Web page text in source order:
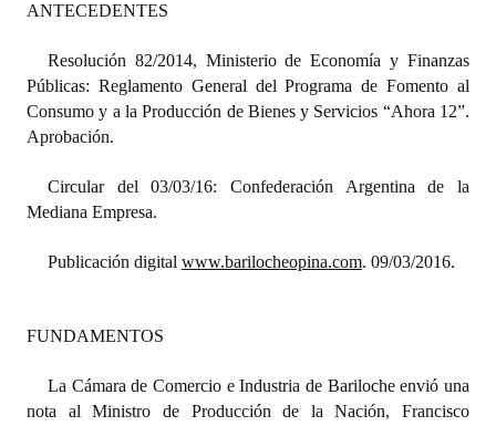
Carta Orgánica 2007
Reglamento Interno
Digesto
DOCUMENTOS
Informes de Gestión
Actas de Sesión
ANTECEDENTES
Resolución 82/2014, Ministerio de Economía y Finanzas
Públicas: Reglamento General del Programa de Fomento al
Consumo y a la Producción de Bienes y Servicios “Ahora 12”.
Aprobación.
Circular del 03/03/16: Confederación Argentina de la
Mediana Empresa.
Publicación digital www.barilocheopina.com. 09/03/2016.
FUNDAMENTOS
La Cámara de Comercio e Industria de Bariloche envió una
nota al Ministro de Producción de la Nación, Francisco